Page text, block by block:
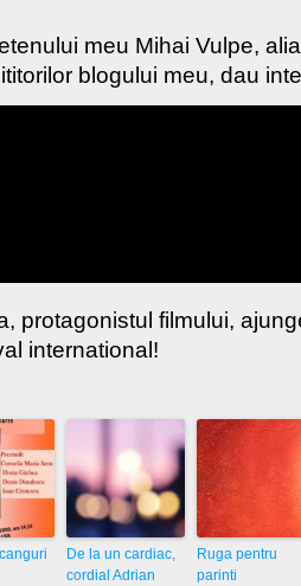
meu Mihai Vulpe,
blogului meu, dau
protagonistul filmului,
international!
De la un cardiac,
cordial Adrian
Ruga pentru
parinti